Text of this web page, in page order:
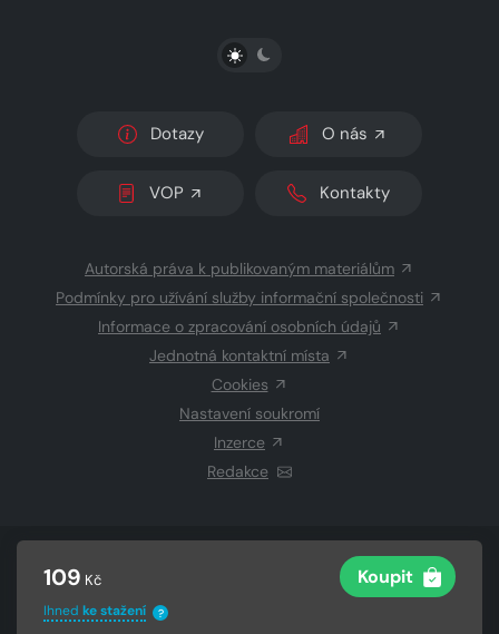
109 Kč Koupit
Ihned ke stažení ?
PŘEPNOUT SVĚTLÝ/TMAVÝ REŽIM
Dotazy O nás
VOP Kontakty
Autorská práva k publikovaným materiálům
Podmínky pro užívání služby informační společnosti
Informace o zpracování osobních údajů
Jednotná kontaktní místa
Cookies
Nastavení soukromí
Inzerce
Redakce
CZECH NEWS CENTER a.s.a dodavatelé
Vysázeno